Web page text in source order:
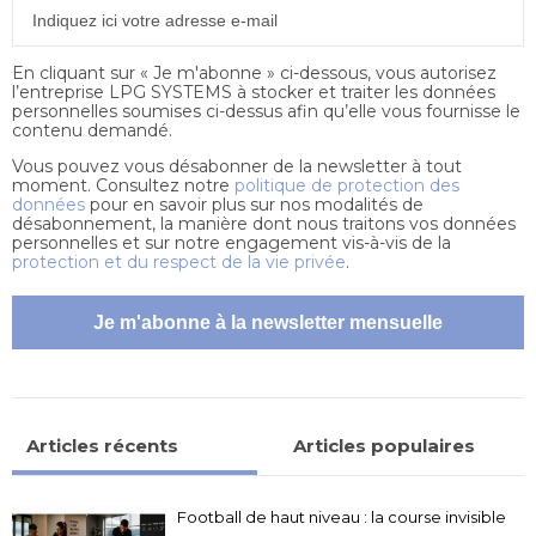
En cliquant sur « Je m'abonne » ci-dessous, vous autorisez
l’entreprise LPG SYSTEMS à stocker et traiter les données
personnelles soumises ci-dessus afin qu’elle vous fournisse le
contenu demandé.
Vous pouvez vous désabonner de la newsletter à tout
moment. Consultez notre politique de protection des
données pour en savoir plus sur nos modalités de
désabonnement, la manière dont nous traitons vos données
personnelles et sur notre engagement vis-à-vis de la
protection et du respect de la vie privée.
Articles récents Articles populaires
Football de haut niveau : la course invisible